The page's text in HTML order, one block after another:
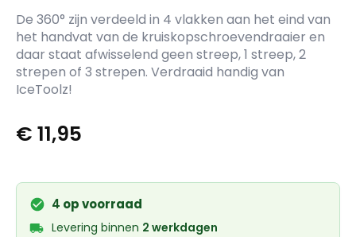
De 360° zijn verdeeld in 4 vlakken aan het eind van
het handvat van de kruiskopschroevendraaier en
daar staat afwisselend geen streep, 1 streep, 2
strepen of 3 strepen. Verdraaid handig van
IceToolz!
€ 11,95
4 op voorraad
Levering binnen 2 werkdagen